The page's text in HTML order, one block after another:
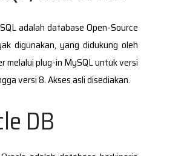
adalah database Open-Source
digunakan, yang didukung oleh
melalui plug-in MySQL untuk versi
versi 8. Akses asli disediakan.
DB